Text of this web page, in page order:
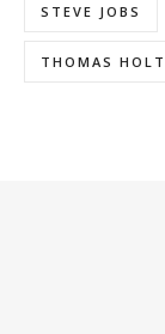
STEVE JOBS
THOMAS HOLT